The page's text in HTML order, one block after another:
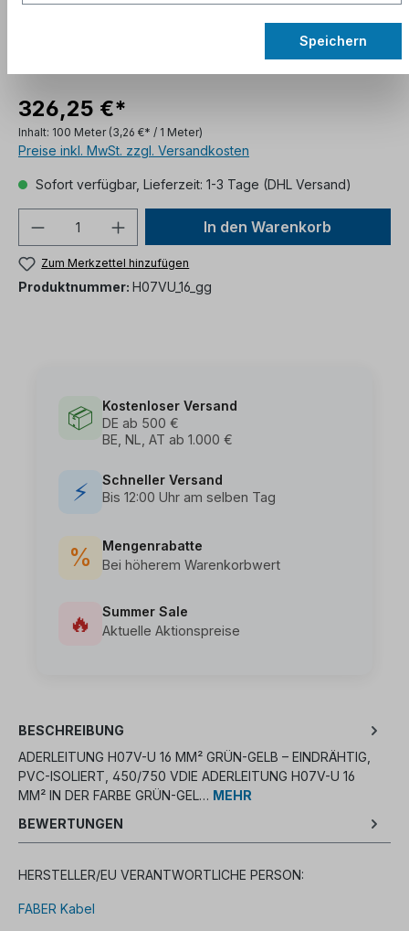
326,25 €*
Inhalt: 100 Meter (3,26 €* / 1 Meter)
Preise inkl. MwSt. zzgl. Versandkosten
Sofort verfügbar, Lieferzeit: 1-3 Tage (DHL Versand)
In den Warenkorb
Zum Merkzettel hinzufügen
Produktnummer: H07VU_16_gg
📦
Kostenloser Versand
DE ab 500 €
BE, NL, AT ab 1.000 €
⚡
Schneller Versand
Bis 12:00 Uhr am selben Tag
%
Mengenrabatte
Bei höherem Warenkorbwert
🔥
Summer Sale
Aktuelle Aktionspreise
BESCHREIBUNG
ADERLEITUNG H07V-U 16 MM² GRÜN-GELB – EINDRÄHTIG,
PVC-ISOLIERT, 450/750 VDIE ADERLEITUNG H07V-U 16
MM² IN DER FARBE GRÜN-GEL… MEHR
BEWERTUNGEN
HERSTELLER/EU VERANTWORTLICHE PERSON:
FABER Kabel
Speichern